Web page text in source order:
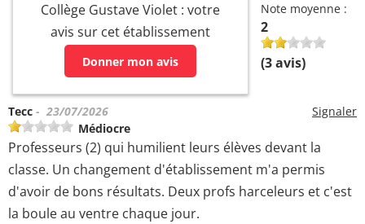
Collège Gustave Violet : votre
avis sur cet établissement
Donner mon avis
Note moyenne :
2
(3avis)
Signaler
Tecc - 23/07/2026
Médiocre
Professeurs (2) qui humilient leurs élèves devant la
classe. Un changement d'établissement m'a permis
d'avoir de bons résultats. Deux profs harceleurs et c'est
la boule au ventre chaque jour.